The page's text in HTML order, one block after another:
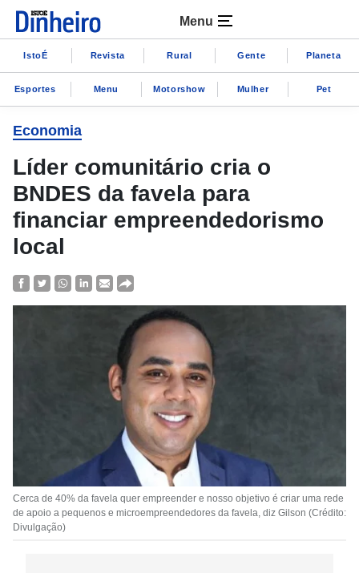
Menu
IstoÉ Revista Rural Gente Planeta
Esportes Menu Motorshow Mulher Pet
Economia
Líder comunitário cria o
BNDES da favela para
financiar empreendedorismo
local
Cerca de 40% da favela quer empreender e nosso objetivo é criar uma rede
de apoio a pequenos e microempreendedores da favela, diz Gilson (Crédito:
Divulgação)